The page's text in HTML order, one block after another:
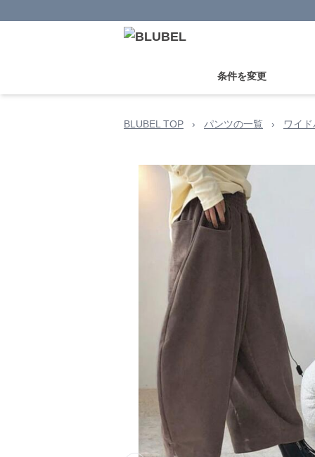
条件を変更
BLUBEL TOP › パンツの一覧 › ワイ